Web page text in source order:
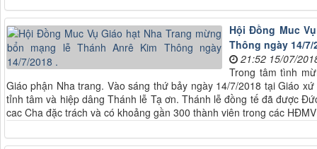
Hội Đồng Muc
Thông ngày 14/7/
21:52 15/07/
Trong tâm tình
Giáo phận Nha trang. Vào sáng thứ bảy ngày 14/7/2018 tại Giáo
tỉnh tâm và hiệp dâng Thánh lễ Tạ ơn. Thánh lễ đồng tế đã được
cac Cha đặc trách và có khoảng gần 300 thành viên trong các